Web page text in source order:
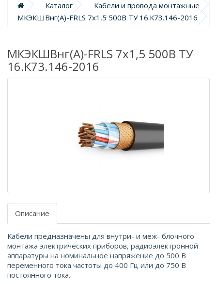
Каталог
Кабели и провода монтажные
МКЭКШВнг(А)-FRLS 7х1,5 500В ТУ 16.К73.146-2016
МКЭКШВнг(А)-FRLS 7х1,5 500В ТУ
16.К73.146-2016
Описание
Кабели предназначены для внутри- и меж- блочного
монтажа электрических приборов, радиоэлектронной
аппаратуры на номинальное напряжение до 500 В
переменного тока частоты до 400 Гц или до 750 В
постоянного тока.